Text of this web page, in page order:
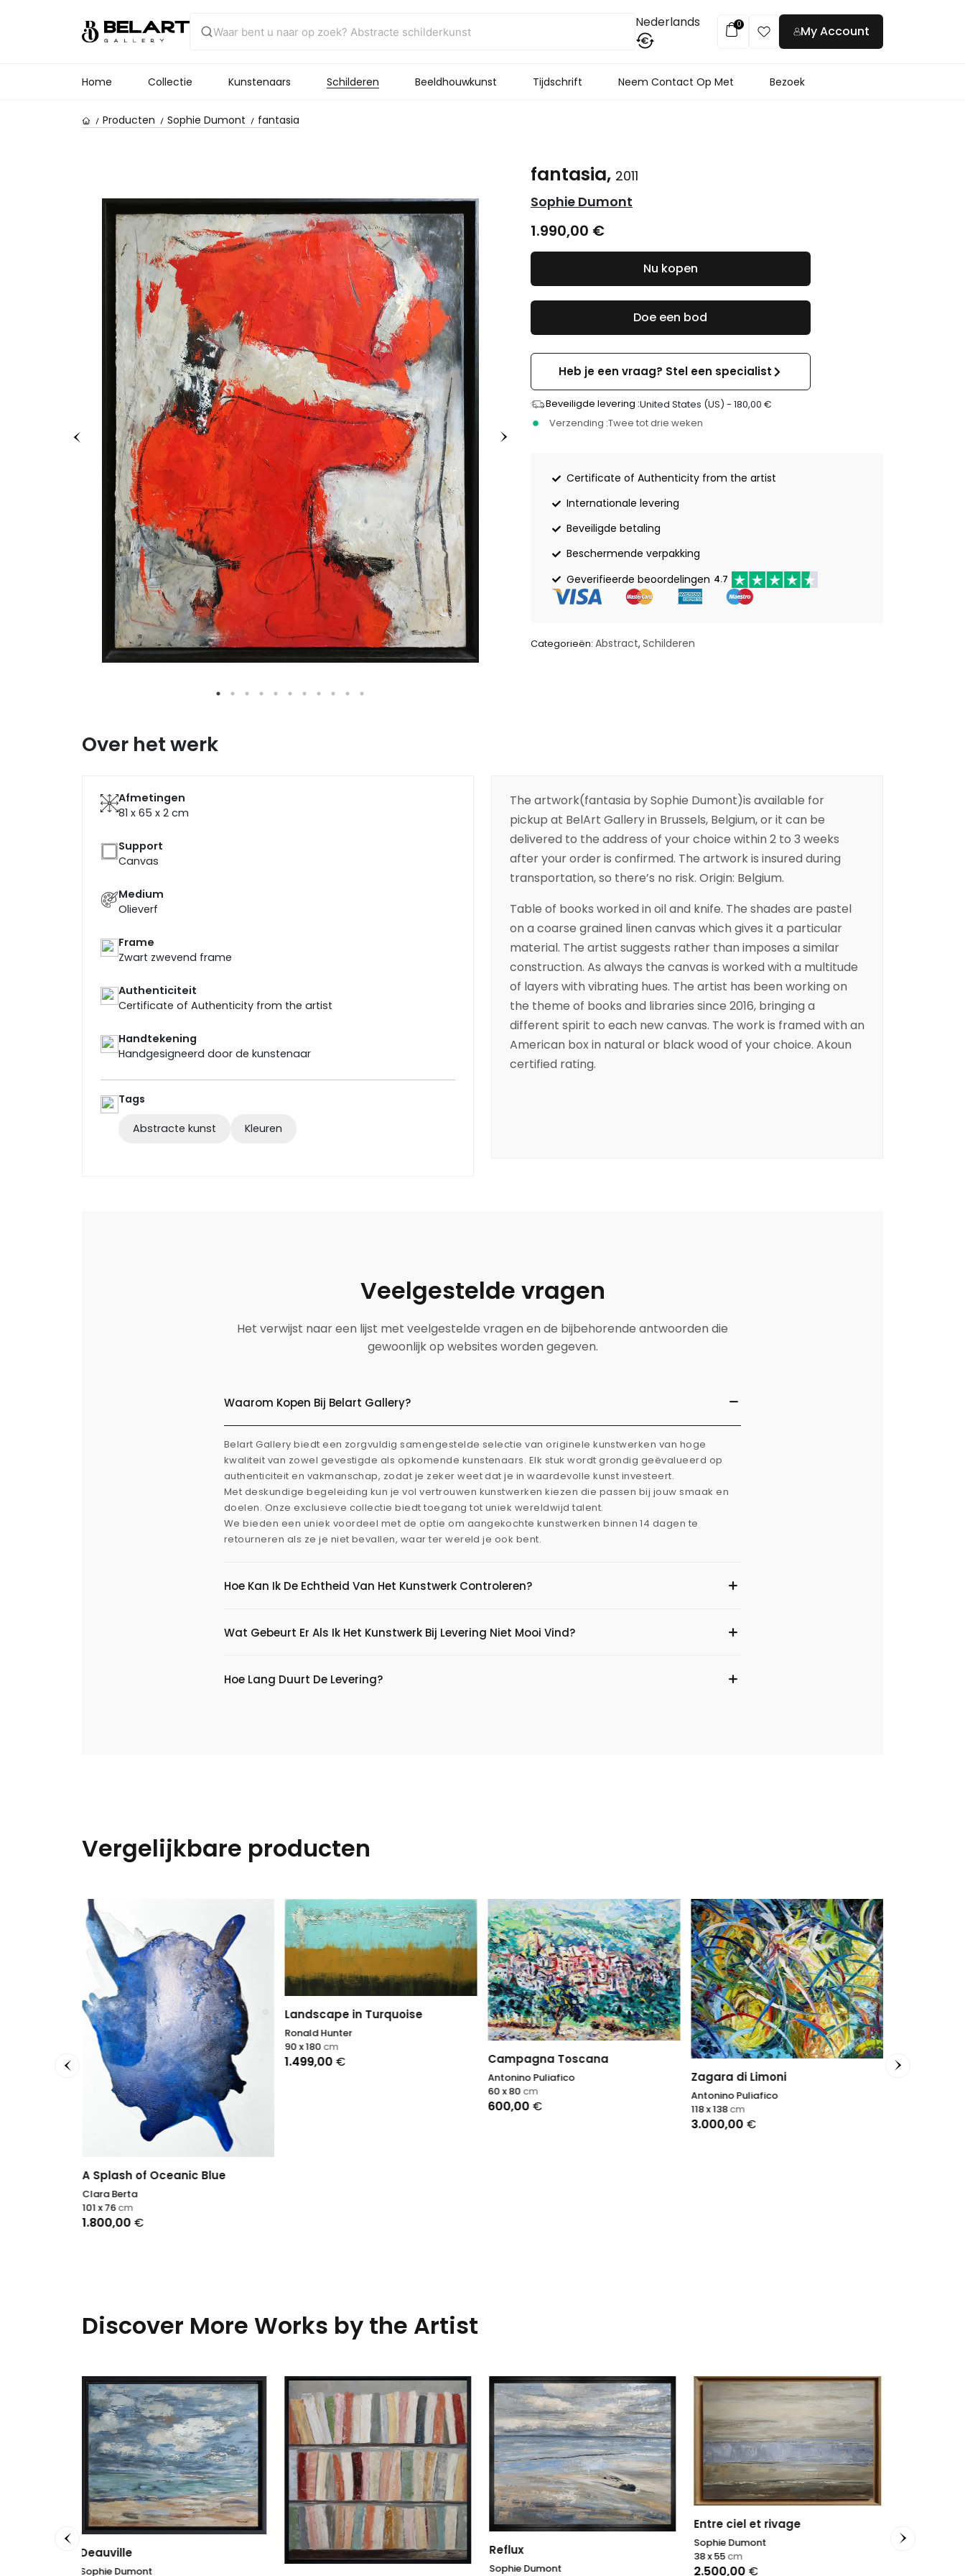
Nederlands
€
0 My Account
Home Collectie Kunstenaars Schilderen Beeldhouwkunst Tijdschrift Neem Contact Op Met Bezoek
Producten Sophie Dumont fantasia
fantasia, 2011
Sophie Dumont
1.990,00 €
Doe een bod
Heb je een vraag? Stel een specialist
Beveiligde levering :United States (US) -180,00€
Verzending :Twee tot drie weken
Certificate of Authenticity from the artist
Internationale levering
Beveiligde betaling
Beschermende verpakking
Geverifieerde beoordelingen 4.7
Categorieën: Abstract, Schilderen
Nu kopen
Over het werk
Afmetingen
81 x 65 x 2 cm
Support
Canvas
Medium
Olieverf
Frame
Zwart zwevend frame
Authenticiteit
Certificate of Authenticity from the artist
Handtekening
Handgesigneerd door de kunstenaar
Tags
Abstracte kunst Kleuren
The artwork(fantasia by Sophie Dumont)is available for
pickup at BelArt Gallery in Brussels, Belgium, or it can be
delivered to the address of your choice within 2 to 3 weeks
after your order is confirmed. The artwork is insured during
transportation, so there’s no risk. Origin: Belgium.
Table of books worked in oil and knife. The shades are pastel
on a coarse grained linen canvas which gives it a particular
material. The artist suggests rather than imposes a similar
construction. As always the canvas is worked with a multitude
of layers with vibrating hues. The artist has been working on
the theme of books and libraries since 2016, bringing a
different spirit to each new canvas. The work is framed with an
American box in natural or black wood of your choice. Akoun
certified rating.
Veelgestelde vragen
Het verwijst naar een lijst met veelgestelde vragen en de bijbehorende antwoorden die
gewoonlijk op websites worden gegeven.
Waarom Kopen Bij Belart Gallery?
Belart Gallery biedt een zorgvuldig samengestelde selectie van originele kunstwerken van hoge
kwaliteit van zowel gevestigde als opkomende kunstenaars. Elk stuk wordt grondig geëvalueerd op
authenticiteit en vakmanschap, zodat je zeker weet dat je in waardevolle kunst investeert.
Met deskundige begeleiding kun je vol vertrouwen kunstwerken kiezen die passen bij jouw smaak en
doelen. Onze exclusieve collectie biedt toegang tot uniek wereldwijd talent.
We bieden een uniek voordeel met de optie om aangekochte kunstwerken binnen 14 dagen te
retourneren als ze je niet bevallen, waar ter wereld je ook bent.
Hoe Kan Ik De Echtheid Van Het Kunstwerk Controleren?
Wat Gebeurt Er Als Ik Het Kunstwerk Bij Levering Niet Mooi Vind?
Hoe Lang Duurt De Levering?
Vergelijkbare producten
A Splash of Oceanic Blue
Clara Berta
1.800,00 €
101 x 76cm
Landscape in Turquoise
Ronald Hunter
1.499,00 €
90 x 180 cm
Campagna Toscana
Antonino Puliafico
600,00 €
60 x 80 cm
Zagara di Limoni
Antonino Puliafico
3.000,00 €
118 x 138cm
Discover More Works by the Artist
Reflux
Entre ciel et rivage
Sophie Dumont
2.500,00€
38 x 55